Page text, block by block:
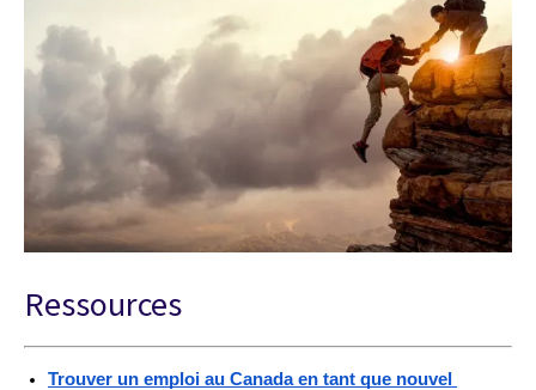
Ressources
Trouver un emploi au Canada en tant que nouvel